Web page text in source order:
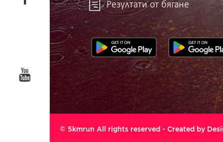
Резултати от бягане
© 5kmrun All rights reserved - Created by